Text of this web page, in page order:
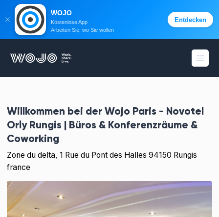
WOJO
Willkommen bei derWojo Paris - Novotel
Orly Rungis | Büros & Konferenzräume &
Coworking
Zone du delta, 1 Rue du Pont des Halles 94150 Rungis
france
WOJO
Kostenlose App
Arbeiten Sie, wo Sie wollen
Entdecken